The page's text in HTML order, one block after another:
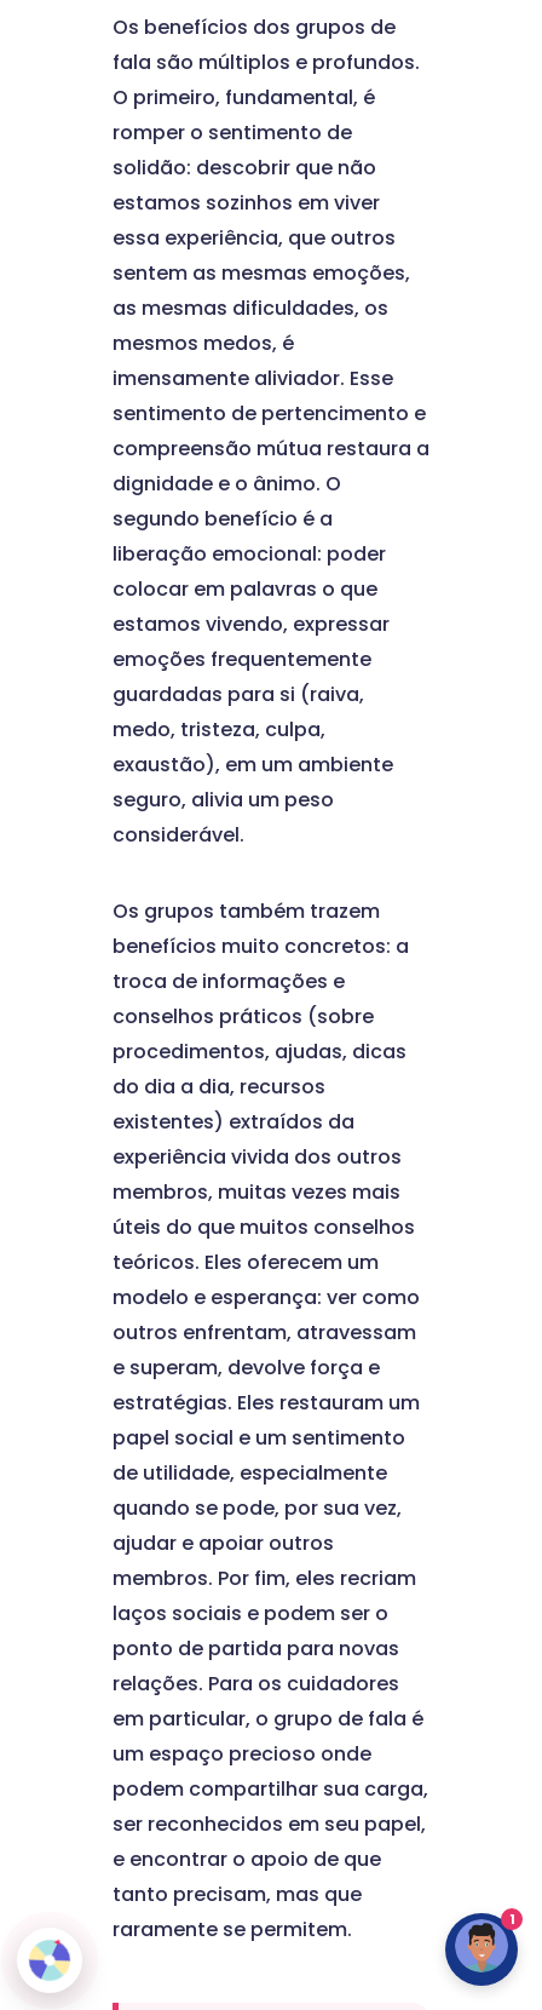
Os benefícios dos grupos de
fala são múltiplos e profundos.
O primeiro, fundamental, é
romper o sentimento de
solidão: descobrir que não
estamos sozinhos em viver
essa experiência, que outros
sentem as mesmas emoções,
as mesmas dificuldades, os
mesmos medos, é
imensamente aliviador. Esse
sentimento de pertencimento e
compreensão mútua restaura a
dignidade e o ânimo. O
segundo benefício é a
liberação emocional: poder
colocar em palavras o que
estamos vivendo, expressar
emoções frequentemente
guardadas para si (raiva,
medo, tristeza, culpa,
exaustão), em um ambiente
seguro, alivia um peso
considerável.
Os grupos também trazem
benefícios muito concretos: a
troca de informações e
conselhos práticos (sobre
procedimentos, ajudas, dicas
do dia a dia, recursos
existentes) extraídos da
experiência vivida dos outros
membros, muitas vezes mais
úteis do que muitos conselhos
teóricos. Eles oferecem um
modelo e esperança: ver como
outros enfrentam, atravessam
e superam, devolve força e
estratégias. Eles restauram um
papel social e um sentimento
de utilidade, especialmente
quando se pode, por sua vez,
ajudar e apoiar outros
membros. Por fim, eles recriam
laços sociais e podem ser o
ponto de partida para novas
relações. Para os cuidadores
em particular, o grupo de fala é
um espaço precioso onde
podem compartilhar sua carga,
ser reconhecidos em seu papel,
e encontrar o apoio de que
tanto precisam, mas que
raramente se permitem.
1